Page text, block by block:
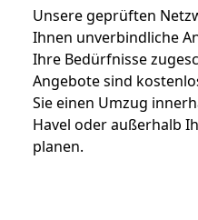
Unsere geprüften
Ihnen unverbindliche
Ihre Bedürfnisse
Angebote sind
Sie einen Umzug
Havel oder außerhalb
planen.